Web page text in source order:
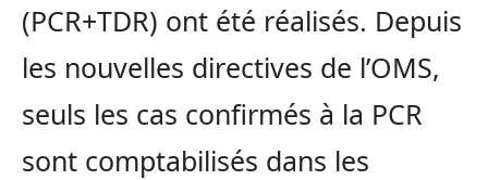
(PCR+TDR) ont été réalisés. Depuis
les nouvelles directives de l’OMS,
seuls les cas confirmés à la PCR
sont comptabilisés dans les